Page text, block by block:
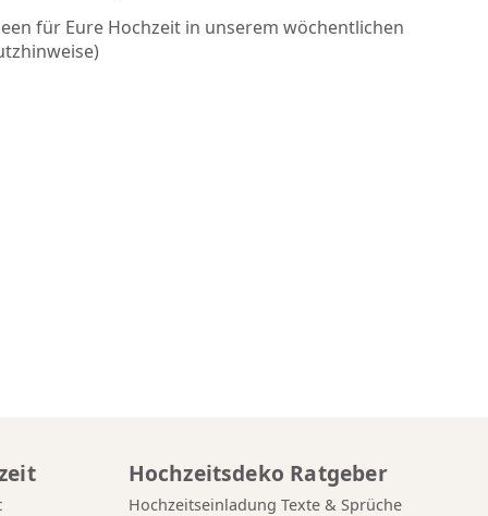
für Eure Hochzeit in unserem wöchentlichen
)
Hochzeitsdeko Ratgeber
Hochzeitseinladung Texte & Sprüche